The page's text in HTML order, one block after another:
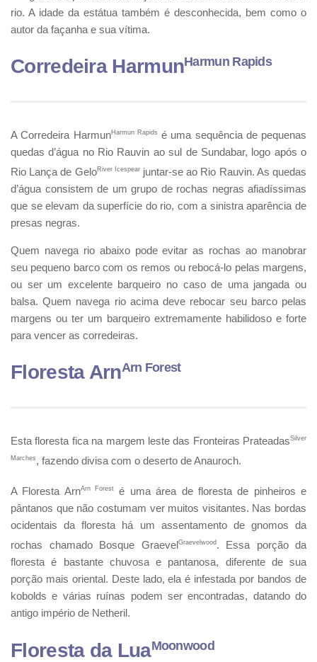
rio. A idade da estátua também é desconhecida, bem como o
autor da façanha e sua vítima.
Corredeira HarmunHarmun Rapids
A Corredeira HarmunHarmun Rapids é uma sequência de pequenas
quedas d’água no Rio Rauvin ao sul de Sundabar, logo após o
Rio Lança de GeloRiver Icespearjuntar-se ao Rio Rauvin. As quedas
d’água consistem de um grupo de rochas negras afiadíssimas
que se elevam da superfície do rio, com a sinistra aparência de
presas negras.
Quem navega rio abaixo pode evitar as rochas ao manobrar
seu pequeno barco com os remos ou rebocá-lo pelas margens,
ou ser um excelente barqueiro no caso de uma jangada ou
balsa. Quem navega rio acima deve rebocar seu barco pelas
margens ou ter um barqueiro extremamente habilidoso e forte
para vencer as corredeiras.
Floresta ArnArn Forest
Esta floresta fica na margem leste das Fronteiras PrateadasSilver
Marches , fazendo divisa com o deserto de Anauroch.
A Floresta ArnArn Forest
é uma área de floresta de pinheiros e
pântanos que não costumam ver muitos visitantes. Nas bordas
ocidentais da floresta há um assentamento de gnomos da
rochas chamado Bosque GraevelGraevelwood. Essa porção da
floresta é bastante chuvosa e pantanosa, diferente de sua
porção mais oriental. Deste lado, ela é infestada por bandos de
kobolds e várias ruínas podem ser encontradas, datando do
antigo império de Netheril.
Floresta da LuaMoonwood